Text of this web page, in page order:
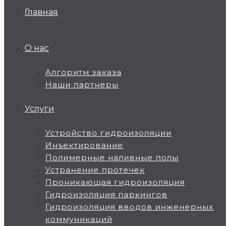
Главная
О нас
Алгоритм заказа
Наши партнеры
Услуги
Устройство гидроизоляции
Инъектирование
Полимерные наливные полы
Устранение протечек
Проникающая гидроизоляция
Гидроизоляция паркингов
Гидроизоляция вводов инженерных
коммуникаций